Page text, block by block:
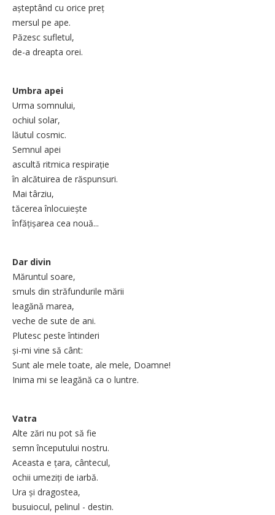
așteptând cu orice preț
mersul pe ape.
Păzesc sufletul,
de-a dreapta orei.
Umbra apei
Urma somnului,
ochiul solar,
lăutul cosmic.
Semnul apei
ascultă ritmica respirație
în alcătuirea de răspunsuri.
Mai târziu,
tăcerea înlocuiește
înfățișarea cea nouă...
Dar divin
Măruntul soare,
smuls din străfundurile mării
leagănă marea,
veche de sute de ani.
Plutesc peste întinderi
și-mi vine să cânt:
Sunt ale mele toate, ale mele, Doamne!
Inima mi se leagănă ca o luntre.
Vatra
Alte zări nu pot să fie
semn începutului nostru.
Aceasta e țara, cântecul,
ochii umeziți de iarbă.
Ura și dragostea,
busuiocul, pelinul - destin.